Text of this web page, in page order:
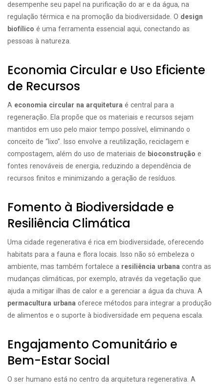
desempenhe seu papel na purificação do ar e da água, na
regulação térmica e na promoção da biodiversidade. O design
biofílico é uma ferramenta essencial aqui, conectando as
pessoas à natureza.
Economia Circular e Uso Eficiente
de Recursos
A economia circular na arquitetura é central para a
regeneração. Ela propõe que os materiais e recursos sejam
mantidos em uso pelo maior tempo possível, eliminando o
conceito de “lixo”. Isso envolve a reutilização, reciclagem e
compostagem, além do uso de materiais de bioconstrução e
fontes renováveis de energia, reduzindo a dependência de
recursos finitos e minimizando a geração de resíduos.
Fomento à Biodiversidade e
Resiliência Climática
Uma cidade regenerativa é rica em biodiversidade, oferecendo
habitats para a fauna e flora locais. Isso não só embeleza o
ambiente, mas também fortalece a resiliência urbana contra as
mudanças climáticas, por exemplo, através da vegetação que
ajuda a mitigar ilhas de calor e a gerenciar a água da chuva. A
permacultura urbana oferece métodos para integrar a produção
de alimentos e o suporte à biodiversidade em pequena escala.
Engajamento Comunitário e
Bem-Estar Social
O ser humano está no centro da arquitetura regenerativa. A